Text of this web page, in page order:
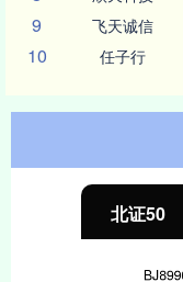
9 飞天诚信
10 任子行
北证50